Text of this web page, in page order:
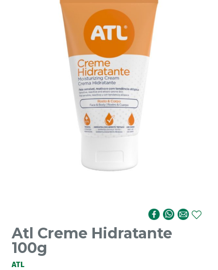
Atl Creme Hidratante
100g
ATL